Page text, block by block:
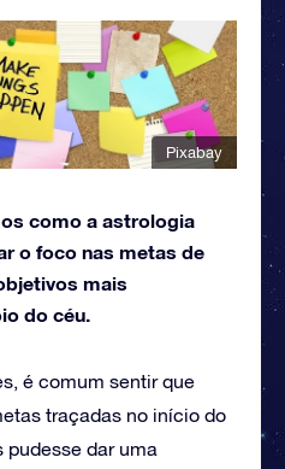
Pixabay
como a astrologia
o foco nas metas de
mais
do céu.
é comum sentir que
traçadas no início do
pudesse dar uma